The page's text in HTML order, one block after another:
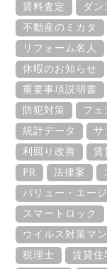
賃料査定
ダン
不動産のミカタ
リフォーム名人
休暇のお知らせ
重要事項説明書
防犯対策
フェ
統計データ
サ
利回り改善
賃
PR
法律案
バリュー・エー
スマートロック
ウイルス対策マ
税理士
賃貸住